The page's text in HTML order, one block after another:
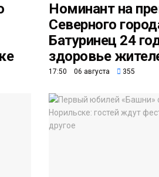
Номинант на
Северного
Батуринец 24
здоровье
17:50 06 августа 355